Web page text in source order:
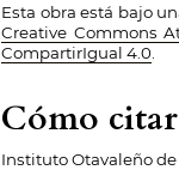
Esta obra está bajo
Creative Commons
CompartirIgual 4.0
Cómo citar
Instituto Otavaleño de